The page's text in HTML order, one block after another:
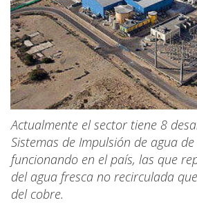
Actualmente el sector tiene 8
Sistemas de Impulsión de agua
funcionando en el país, las que
del agua fresca no recirculada
del cobre.